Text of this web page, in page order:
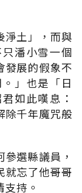
淨土」，而與
潘小雪一個
發展的假象不
」也是「日
如此嘆息：
除千年魔咒般
選縣議員，
就忘了他哥哥
持。